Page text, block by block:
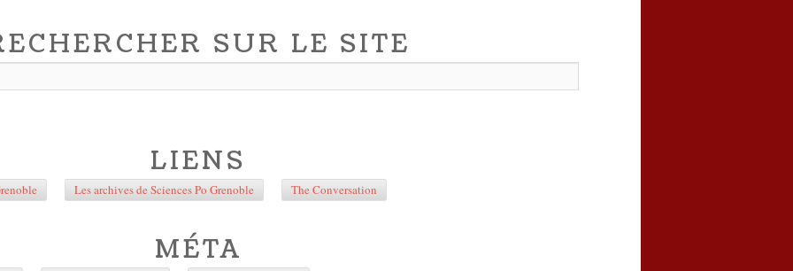
SUR LE SITE
LIENS
Les archives de Sciences Po Grenoble The Conversation
MÉTA